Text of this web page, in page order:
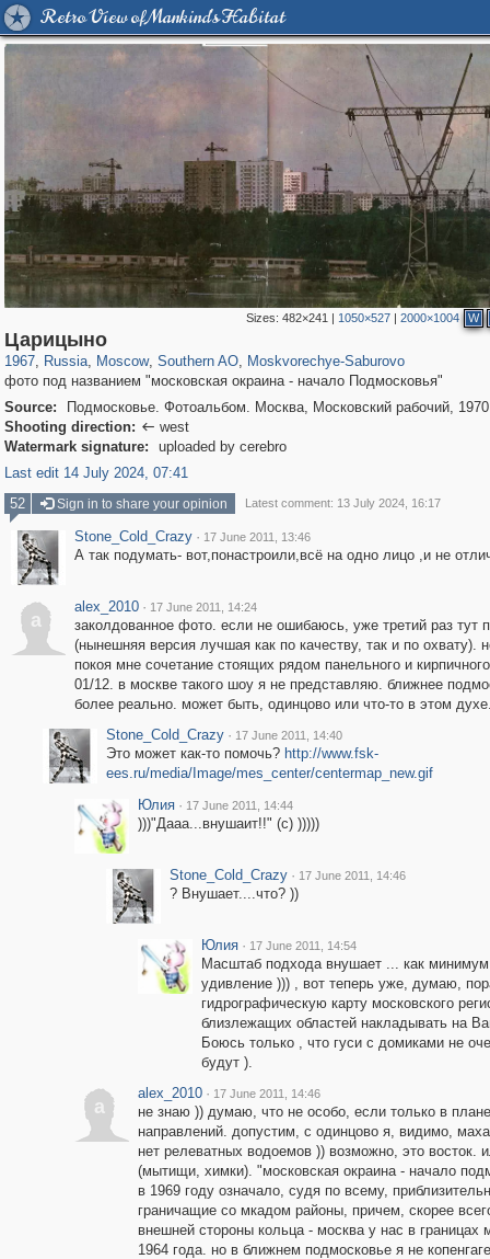
Retro View of Mankind's Habitat
Sizes:482×241 | 1050×527 |2000×1004 W
Царицыно
1967, Russia
1,406,291
, Moscow
319,780 8,286
, Southern AO, Moskvorechye-Saburovo
фото под названием "московская окраина - начало Подмосковья"
Source:
Подмосковье. Фотоальбом. Москва, Московский рабочий,
Shooting direction:  west
Watermark signature:
uploaded by cerebro
Last edit 14 July 2024, 07:41
52
Sign in to share your opinion Latest comment: 13 July 2024, 16:17
Stone_Cold_Crazy · 17 June 2011, 13:46
А так подумать- вот,понастроили,всё на одно лицо ,и не
a
alex_2010 · 17 June 2011, 14:24
заколдованное фото. если не ошибаюсь, уже третий раз тут
(нынешняя версия лучшая как по качеству, так и по охвату).
покоя мне сочетание стоящих рядом панельного и
01/12. в москве такого шоу я не представляю. ближнее
более реально. может быть, одинцово или что-то в этом
Stone_Cold_Crazy · 17 June 2011, 14:40
Это может как-то помочь? http://www.fsk-
ees.ru/media/Image/mes_center/centermap_new.gif
Юлия · 17 June 2011, 14:44
)))"Дааа...внушаит!!" (с) )))))
Stone_Cold_Crazy · 17 June 2011, 14:46
? Внушает....что? ))
Юлия · 17 June 2011, 14:54
Масштаб подхода внушает ... как минимум
удивление ))) , вот теперь уже, думаю,
гидрографическую карту московского
близлежащих областей накладывать на
Боюсь только , что гуси с домиками не
будут ).
a
alex_2010 · 17 June 2011, 14:46
не знаю )) думаю, что не особо, если только в плане
направлений. допустим, с одинцово я, видимо,
нет релеватных водоемов )) возможно, это восток.
(мытищи, химки). "московская окраина - начало
в 1969 году означало, судя по всему,
граничащие со мкадом районы, причем, скорее
внешней стороны кольца - москва у нас в
1964 года. но в ближнем подмосковье я не